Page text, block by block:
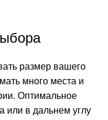
размер вашего
много места и
Оптимальное
или в дальнем углу